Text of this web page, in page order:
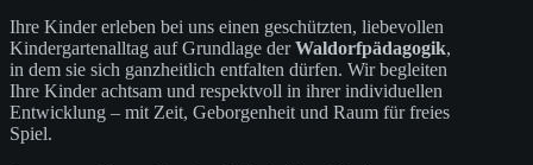
Ihre Kinder erleben bei uns einen geschützten, liebevollen
Kindergartenalltag auf Grundlage derWaldorfpädagogik,
in dem sie sich ganzheitlich entfalten dürfen. Wir begleiten
Ihre Kinder achtsam und respektvoll in ihrer individuellen
Entwicklung – mit Zeit, Geborgenheit und Raum für freies
Spiel.